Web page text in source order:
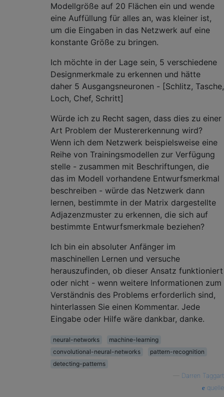
Modellgröße auf 20 Flächen ein und wende
eine Auffüllung für alles an, was kleiner ist,
um die Eingaben in das Netzwerk auf eine
konstante Größe zu bringen.
Ich möchte in der Lage sein, 5 verschiedene
Designmerkmale zu erkennen und hätte
daher 5 Ausgangsneuronen - [Schlitz, Tasche,
Loch, Chef, Schritt]
Würde ich zu Recht sagen, dass dies zu einer
Art Problem der Mustererkennung wird?
Wenn ich dem Netzwerk beispielsweise eine
Reihe von Trainingsmodellen zur Verfügung
stelle - zusammen mit Beschriftungen, die
das im Modell vorhandene Entwurfsmerkmal
beschreiben - würde das Netzwerk dann
lernen, bestimmte in der Matrix dargestellte
Adjazenzmuster zu erkennen, die sich auf
bestimmte Entwurfsmerkmale beziehen?
Ich bin ein absoluter Anfänger im
maschinellen Lernen und versuche
herauszufinden, ob dieser Ansatz funktioniert
oder nicht - wenn weitere Informationen zum
Verständnis des Problems erforderlich sind,
hinterlassen Sie einen Kommentar. Jede
Eingabe oder Hilfe wäre dankbar, danke.
neural-networks
machine-learning
convolutional-neural-networks
pattern-recognition
detecting-patterns
Darren Taggart
quelle